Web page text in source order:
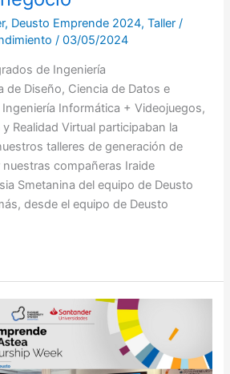
, Deusto Emprende 2024,Taller /
/03/05/2024
de Ingeniería
de Diseño, Ciencia de Datos e
Informática + Videojuegos,
Realidad Virtual participaban la
talleres de generación de
compañeras Iraide
Smetanina del equipo de Deusto
desde el equipo de Deusto